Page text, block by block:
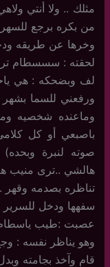
مثلك .. ولا أنتي
من بكره برجع
وخرها عن طريقه
لحقته : سسسطام
لف وبضحكه : هي
ورفعني للسما
وماعنده شخصيه
باصبعي أو كل
صوته لنبرة
هالشي ..ترى منيب
تناظره بصدمه وقهر
سفهها ودخل
عصبت :طيب
وهو يناظر نفسه :
قام وآخذ بجامته